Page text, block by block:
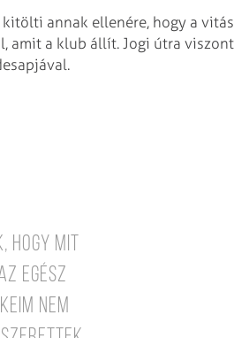
annak ellenére, hogy a vitás
amit a klub állít. Jogi útra viszont
mit
egész
nem